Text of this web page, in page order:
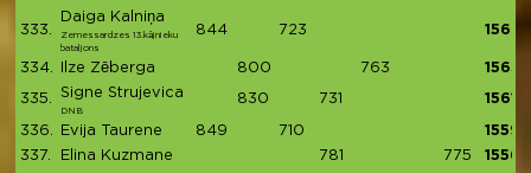
333.
Daiga Kalniņa
Zemessardzes 13.kājnieku
bataljons
844 723 1567
334. Ilze Zēberga 800 763 1563
335. Signe Strujevica
DNB
830 731 1561
336. Evija Taurene 849 710
1559
337.
Elina Kuzmane 781 775 1556